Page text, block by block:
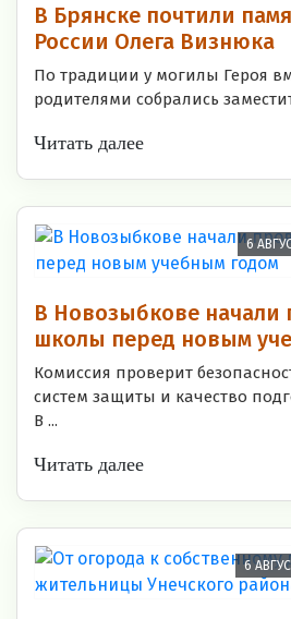
В Брянске почтили
России Олега Визнюка
По традиции у могилы Героя
родителями собрались
Читать далее
6
В Новозыбкове начали
школы перед новым
Комиссия проверит
систем защиты и качество
В ...
Читать далее
6